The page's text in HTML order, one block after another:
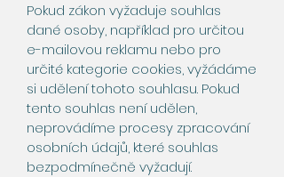
Pokud zákon vyžaduje souhlas
dané osoby, například pro určitou
e-mailovou reklamu nebo pro
určité kategorie cookies, vyžádáme
si udělení tohoto souhlasu. Pokud
tento souhlas není udělen,
neprovádíme procesy zpracování
osobních údajů, které souhlas
bezpodmínečně vyžadují.